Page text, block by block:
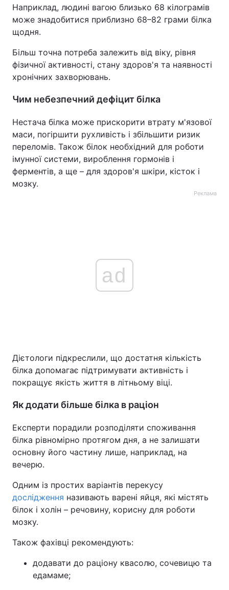
Наприклад, людині вагою близько 68 кілограмів
може знадобитися приблизно 68–82 грами білка
щодня.
Більш точна потреба залежить від віку, рівня
фізичної активності, стану здоров'я та наявності
хронічних захворювань.
Чим небезпечний дефіцит білка
Нестача білка може прискорити втрату м'язової
маси, погіршити рухливість і збільшити ризик
переломів. Також білок необхідний для роботи
імунної системи, вироблення гормонів і
ферментів, а ще – для здоров'я шкіри, кісток і
мозку.
Реклама
ad
Дієтологи підкреслили, що достатня кількість
білка допомагає підтримувати активність і
покращує якість життя в літньому віці.
Як додати більше білка в раціон
Експерти порадили розподіляти споживання
білка рівномірно протягом дня, а не залишати
основну його частину лише, наприклад, на
вечерю.
Одним із простих варіантів перекусу
дослідження називають варені яйця, які містять
білок і холін – речовину, корисну для роботи
мозку.
Також фахівці рекомендують:
додавати до раціону квасолю, сочевицю та
едамаме;